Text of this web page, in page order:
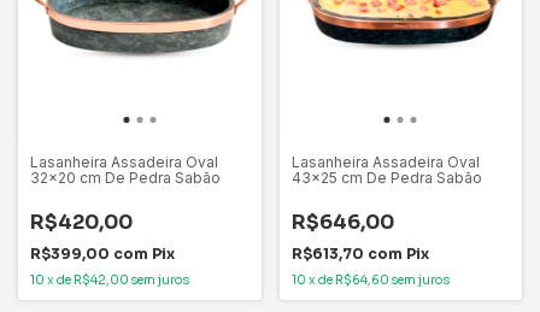
Lasanheira Assadeira Oval
32x20 cm De Pedra Sabão
R$420,00
R$399,00 com Pix
10 xde R$42,00 sem juros
Lasanheira Assadeira Oval
43x25 cm De Pedra Sabão
R$646,00
R$613,70 com Pix
10 xde R$64,60 sem juros